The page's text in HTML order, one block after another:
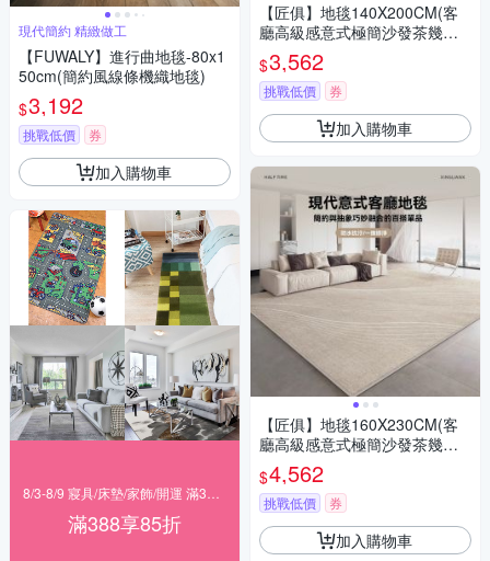
現代簡約 精緻做工
【FUWALY】進行曲地毯-80x1
50cm(簡約風線條機織地毯)
$3,192
挑戰低價 券
加入購物車
滿388享85折
【匠俱】地毯140X200CM(客
廳高級感意式極簡沙發茶幾地
毯 加厚免洗耐臟地墊)
$3,562
挑戰低價 券
加入購物車
【匠俱】地毯160X230CM(客
廳高級感意式極簡沙發茶幾地
毯 加厚免洗耐臟地墊)
$4,562
挑戰低價 券
加入購物車